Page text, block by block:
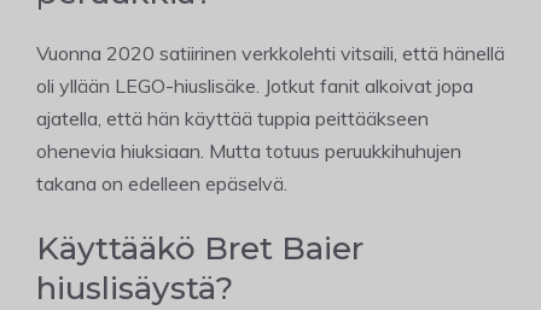
Vuonna 2020 satiirinen verkkolehti vitsaili, että hänellä
oli yllään LEGO-hiuslisäke. Jotkut fanit alkoivat jopa
ajatella, että hän käyttää tuppia peittääkseen
ohenevia hiuksiaan. Mutta totuus peruukkihuhujen
takana on edelleen epäselvä.
Käyttääkö Bret Baier
hiuslisäystä?